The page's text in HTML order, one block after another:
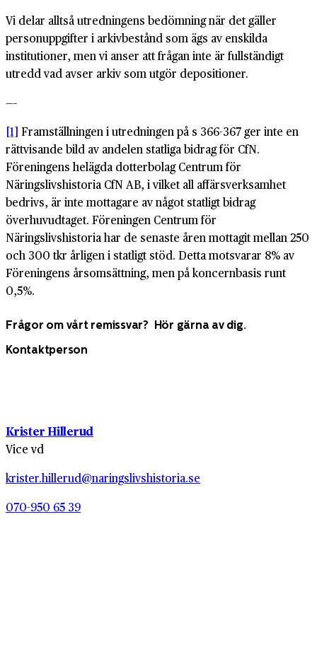
Vi delar alltså utredningens bedömning när det gäller
personuppgifter i arkivbestånd som ägs av enskilda
institutioner, men vi anser att frågan inte är fullständigt
utredd vad avser arkiv som utgör depositioner.
—–
[1] Framställningen i utredningen på s 366-367 ger inte en
rättvisande bild av andelen statliga bidrag för CfN.
Föreningens helägda dotterbolag Centrum för
Näringslivshistoria CfN AB, i vilket all affärsverksamhet
bedrivs, är inte mottagare av något statligt bidrag
överhuvudtaget. Föreningen Centrum för
Näringslivshistoria har de senaste åren mottagit mellan 250
och 300 tkr årligen i statligt stöd. Detta motsvarar 8% av
Föreningens årsomsättning, men på koncernbasis runt
0,5%.
Frågor om vårt remissvar? Hör gärna av dig.
Kontaktperson
Krister Hillerud
Vice vd
krister.hillerud@naringslivshistoria.se
070-950 65 39